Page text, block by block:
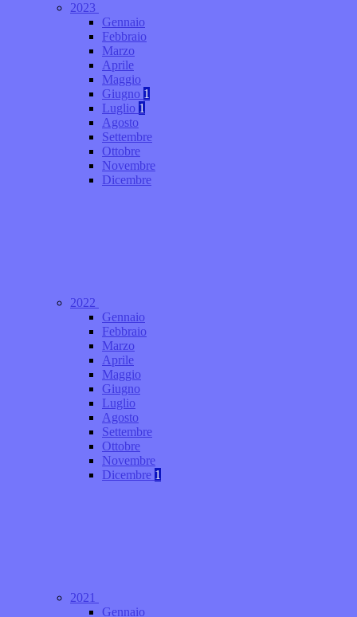
2023
Gennaio
Febbraio
Marzo
Aprile
Maggio
Giugno 1
Luglio 1
Agosto
Settembre
Ottobre
Novembre
Dicembre
2022
Gennaio
Febbraio
Marzo
Aprile
Maggio
Giugno
Luglio
Agosto
Settembre
Ottobre
Novembre
Dicembre 1
2021
Gennaio